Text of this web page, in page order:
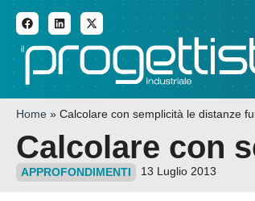
Home » Calcolare con semplicità le distanze
Calcolare con
APPROFONDIMENTI 13 Luglio 2013